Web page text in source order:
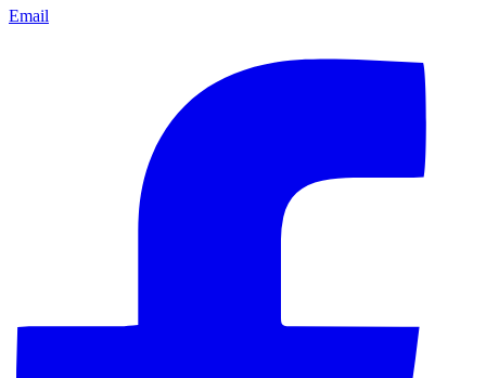
Email